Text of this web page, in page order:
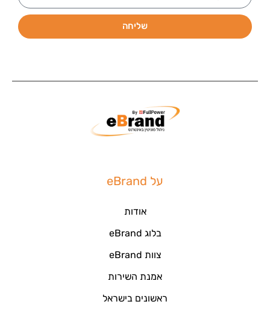
שליחה
על eBrand
אודות
בלוג eBrand
צוות eBrand
אמנת השירות
ראשונים בישראל